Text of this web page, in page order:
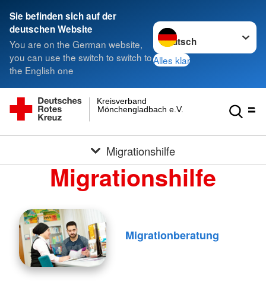
Sie befinden sich auf der
deutschen Website
You are on the German website,
you can use the switch to switch to
the English one
Sprache wechseln zu
Alles klar
Mönchengladbach e.V.
Kreisverband
Migrationshilfe
Migrationshilfe
Migrationberatung